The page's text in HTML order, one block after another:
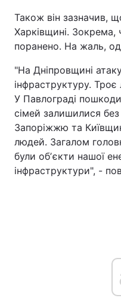
Також він зазначив,
Харківщині.
поранено. На жаль,
"На Дніпровщині
інфраструктуру.
У Павлограді
сімей залишилися
Запоріжжю та
людей. Загалом
були обʼєкти нашої
інфраструктури", -